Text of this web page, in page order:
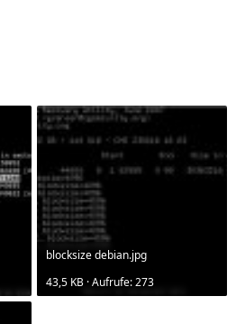
blocksize debian.jpg
43,5 KB · Aufrufe: 273